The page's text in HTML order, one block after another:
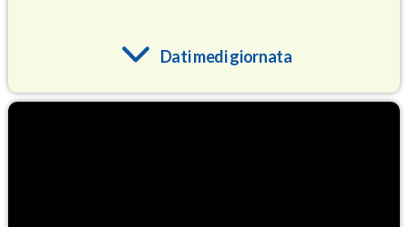
Dati medi giornata